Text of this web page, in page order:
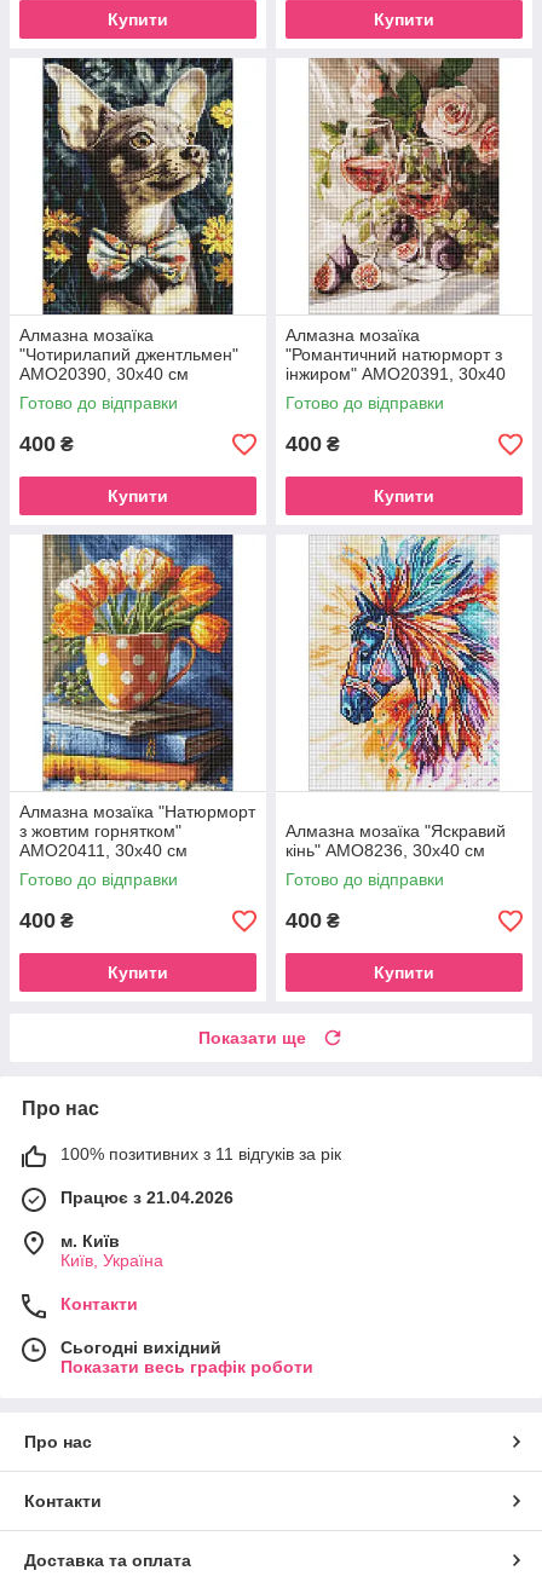
Купити Купити
Алмазна мозаїка
"Чотирилапий джентльмен"
AMO20390, 30х40 см
Готово до відправки
400 ₴
Купити
Алмазна мозаїка
"Романтичний натюрморт з
інжиром" AMO20391, 30х40
см
Готово до відправки
400 ₴
Купити
Алмазна мозаїка "Натюрморт
з жовтим горнятком"
AMO20411, 30х40 см
Готово до відправки
400 ₴
Купити
Алмазна мозаїка "Яскравий
кінь" AMO8236, 30х40 см
Готово до відправки
400 ₴
Купити
Показати ще
Про нас
100% позитивних з 11 відгуків за рік
Працює з 21.04.2026
м. Київ
Київ, Україна
Контакти
Сьогодні вихідний
Показати весь графік роботи
Про нас
Контакти
Доставка та оплата